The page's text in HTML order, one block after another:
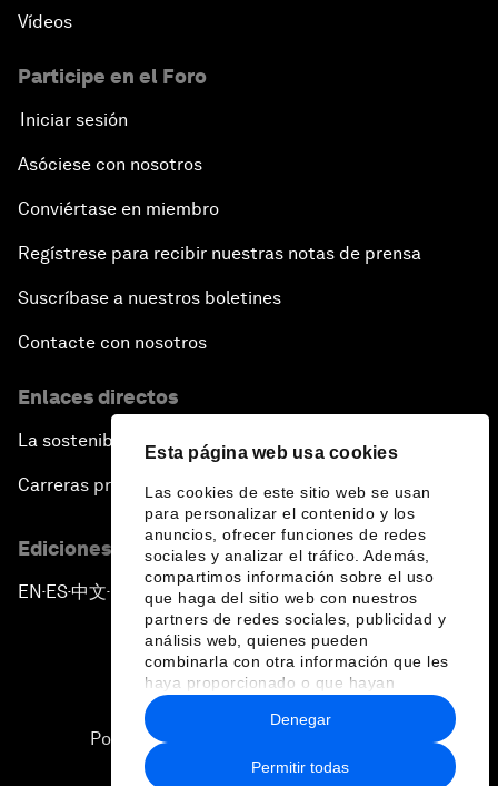
Esta página web usa cookies
Las cookies de este sitio web se usan
para personalizar el contenido y los
anuncios, ofrecer funciones de redes
sociales y analizar el tráfico. Además,
compartimos información sobre el uso
que haga del sitio web con nuestros
partners de redes sociales, publicidad y
análisis web, quienes pueden
combinarla con otra información que les
haya proporcionado o que hayan
recopilado a partir del uso que haya
hecho de sus servicios.
Permitir todas
Denegar
Vídeos
Participe en el Foro
Iniciar sesión
Asóciese con nosotros
Conviértase en miembro
Regístrese para recibir nuestras notas de prensa
Suscríbase a nuestros boletines
Contacte con nosotros
Enlaces directos
La sostenibilidad en el Foro
Carreras profesionales
Ediciones en otros idiomas
EN ▪ES▪中文▪ 日本語
Política de privacidad y normas de uso
Sitemap